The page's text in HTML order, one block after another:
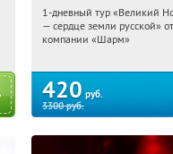
00:52:11
Достоевская
1-дневный тур «Великий
— сердце земли русской» от
компании «Шарм»
420 руб.
3300руб.